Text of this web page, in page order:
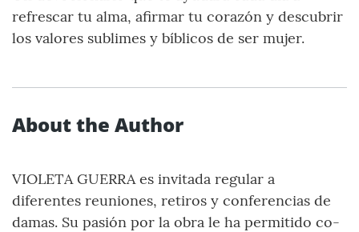
refrescar tu alma, afirmar tu corazón y descubrir
los valores sublimes y bíblicos de ser mujer.
About the Author
VIOLETA GUERRA es invitada regular a
diferentes reuniones, retiros y conferencias de
damas. Su pasión por la obra le ha permitido co-